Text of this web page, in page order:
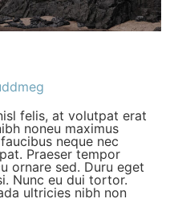
felis, at volutpat erat
noneu maximus
neque nec
Praeser tempor
ornare sed. Duru eget
Nunc eu dui tortor.
ultricies nibh non